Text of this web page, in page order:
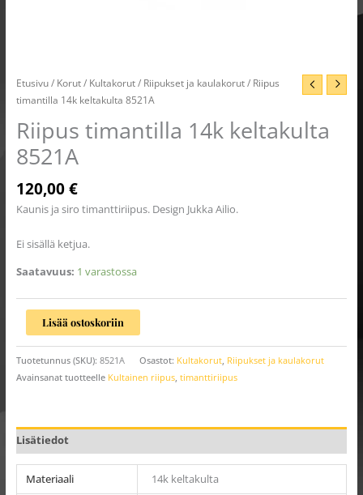
Etusivu/ Korut/ Kultakorut/ Riipukset ja kaulakorut/ Riipus
timantilla 14k keltakulta 8521A
Riipus timantilla 14k keltakulta
8521A
120,00€
Kaunis ja siro timanttiriipus. Design Jukka Ailio.
Ei sisällä ketjua.
Saatavuus: 1 varastossa
Lisää ostoskoriin
Tuotetunnus (SKU): 8521A Osastot: Kultakorut, Riipukset ja kaulakorut
Avainsanat tuotteelle Kultainen riipus, timanttiriipus
Lisätiedot
Materiaali
14k keltakulta